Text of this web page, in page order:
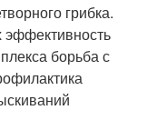
грибка.
борьба с